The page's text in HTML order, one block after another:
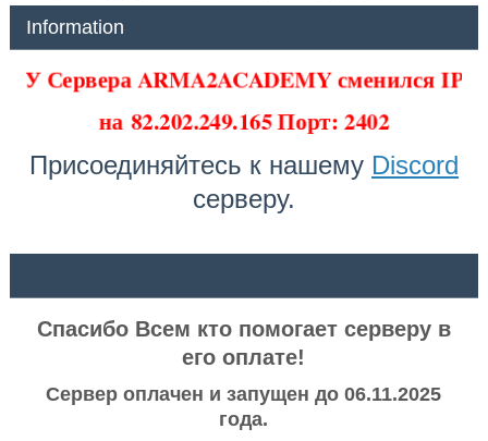
Information
У Сервера ARMA2ACADEMY сменился IP
на 82.202.249.165 Порт: 2402
Присоединяйтесь к нашему Discord
серверу.
Спасибо Всем кто помогает серверу в
его оплате!
Сервер оплачен и запущен до 06.11.2025
года.